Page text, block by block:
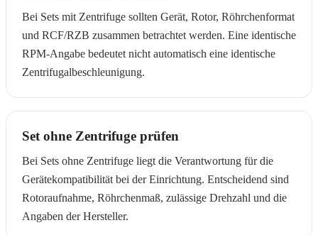
Bei Sets mit Zentrifuge sollten Gerät, Rotor, Röhrchenformat
und RCF/RZB zusammen betrachtet werden. Eine identische
RPM-Angabe bedeutet nicht automatisch eine identische
Zentrifugalbeschleunigung.
Set ohne Zentrifuge prüfen
Bei Sets ohne Zentrifuge liegt die Verantwortung für die
Gerätekompatibilität bei der Einrichtung. Entscheidend sind
Rotoraufnahme, Röhrchenmaß, zulässige Drehzahl und die
Angaben der Hersteller.